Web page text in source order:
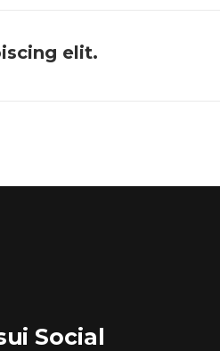
elit.
Social